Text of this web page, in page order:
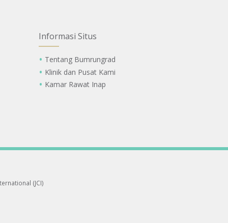
Informasi Situs
Tentang Bumrungrad
Klinik dan Pusat Kami
Kamar Rawat Inap
(JCI)